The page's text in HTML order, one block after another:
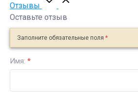
Отзывы
Оставьте отзыв
Заполните обязательные поля *
Имя: *